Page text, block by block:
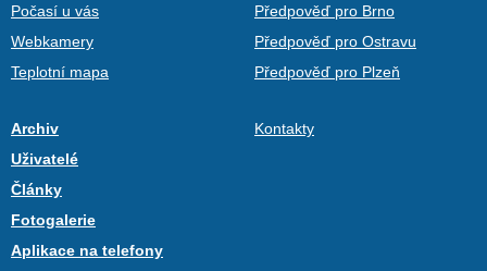
Počasí u vás
Webkamery
Teplotní mapa
Předpověď pro Brno
Předpověď pro Ostravu
Předpověď pro Plzeň
Archiv
Uživatelé
Články
Fotogalerie
Aplikace na telefony
Kontakty